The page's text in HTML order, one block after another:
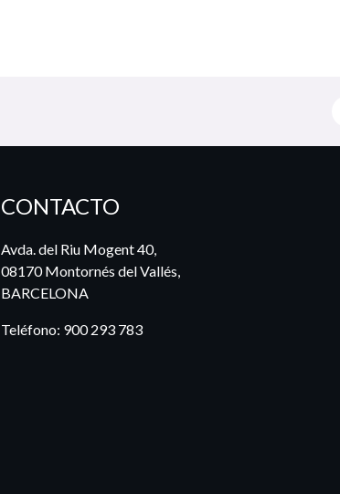
CONTACTO
Avda. del Riu Mogent 40,
08170 Montornés del Vallés,
BARCELONA
Teléfono: 900 293 783